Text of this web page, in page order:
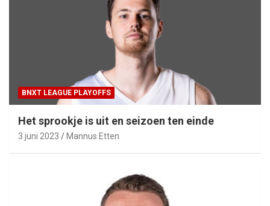
BNXT LEAGUE PLAYOFFS
Het sprookje is uit en seizoen ten einde
3 juni 2023 Mannus Etten